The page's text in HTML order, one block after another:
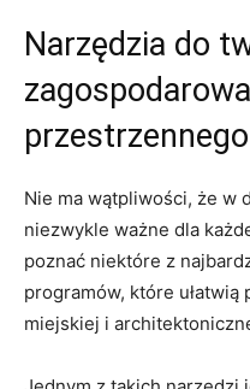
Narzędzia do
przestrzennego
Nie ma wątpliwości, że‌ w
⁣niezwykle ważne ⁢dla
poznać niektóre z
programów, które
miejskiej i